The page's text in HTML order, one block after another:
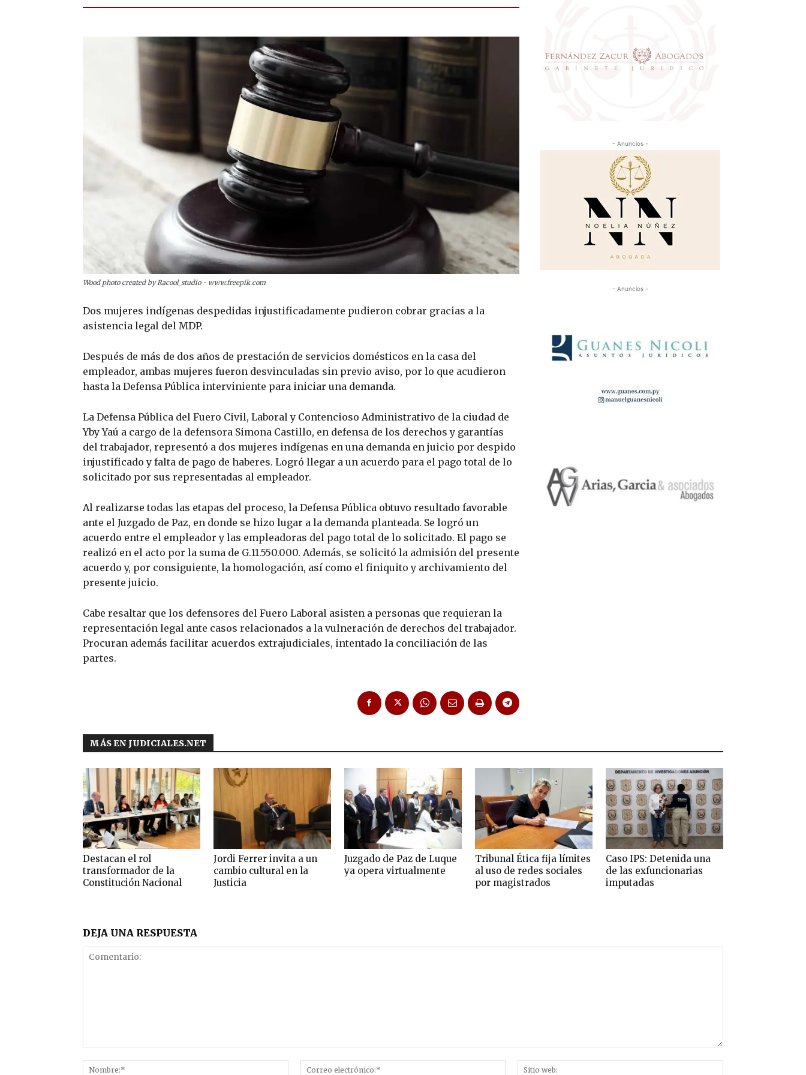
Wood photo created by Racool_studio - www.freepik.com
Dos mujeres indígenas despedidas injustificadamente pudieron cobrar gracias a la
asistencia legal del MDP.
Después de más de dos años de prestación de servicios domésticos en la casa del
empleador, ambas mujeres fueron desvinculadas sin previo aviso, por lo que acudieron
hasta la Defensa Pública interviniente para iniciar una demanda.
La Defensa Pública del Fuero Civil, Laboral y Contencioso Administrativo de la ciudad de
Yby Yaú a cargo de la defensora Simona Castillo, en defensa de los derechos y garantías
del trabajador, representó a dos mujeres indígenas en una demanda en juicio por despido
injustificado y falta de pago de haberes. Logró llegar a un acuerdo para el pago total de lo
solicitado por sus representadas al empleador.
Al realizarse todas las etapas del proceso, la Defensa Pública obtuvo resultado favorable
ante el Juzgado de Paz, en donde se hizo lugar a la demanda planteada. Se logró un
acuerdo entre el empleador y las empleadoras del pago total de lo solicitado. El pago se
realizó en el acto por la suma de G.11.550.000. Además, se solicitó la admisión del presente
acuerdo y, por consiguiente, la homologación, así como el finiquito y archivamiento del
presente juicio.
Cabe resaltar que los defensores del Fuero Laboral asisten a personas que requieran la
representación legal ante casos relacionados a la vulneración de derechos del trabajador.
Procuran además facilitar acuerdos extrajudiciales, intentado la conciliación de las
partes.
- Anuncios -
- Anuncios -
MÁS EN JUDICIALES.NET
Destacan el rol
transformador de la
Constitución Nacional
Jordi Ferrer invita a un
cambio cultural en la
Justicia
Juzgado de Paz de Luque
ya opera virtualmente
Tribunal Ética fija límites
al uso de redes sociales
por magistrados
Caso IPS: Detenida una
de las exfuncionarias
imputadas
DEJA UNA RESPUESTA
Nombre:*
Correo